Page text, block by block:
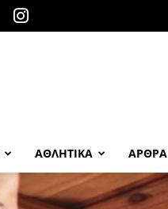
ΑΘΛΗΤΙΚΑ ΑΡΘΡΑ